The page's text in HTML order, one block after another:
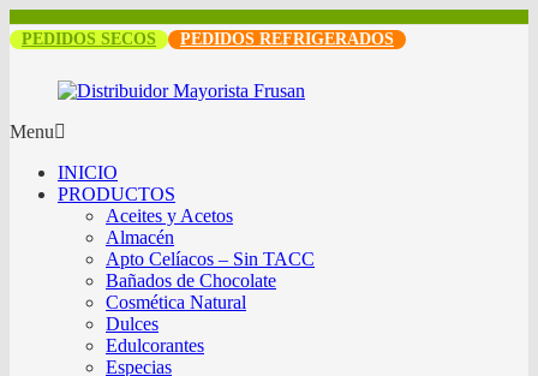
PEDIDOS SECOS PEDIDOS REFRIGERADOS
Menu
INICIO
PRODUCTOS
Aceites y Acetos
Almacén
Apto Celíacos – Sin TACC
Bañados de Chocolate
Cosmética Natural
Dulces
Edulcorantes
Especias